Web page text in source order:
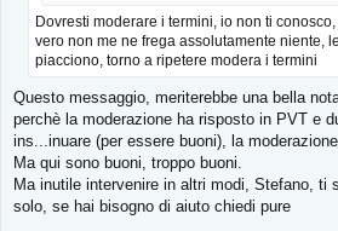
Dovresti moderare i termini, io non ti
vero non me ne frega assolutamente niente,
piacciono, torno a ripetere modera i termini
Questo messaggio, meriterebbe una bella
perchè la moderazione ha risposto in PVT e
ins...inuare (per essere buoni), la
Ma qui sono buoni, troppo buoni.
Ma inutile intervenire in altri modi, Stefano, ti
solo, se hai bisogno di aiuto chiedi pure